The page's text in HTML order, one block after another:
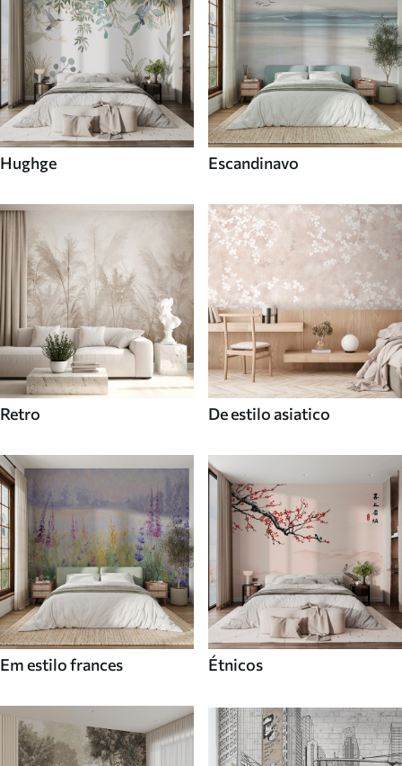
Hughge Escandinavo
Retro De estilo asiatico
Em estilo frances Étnicos